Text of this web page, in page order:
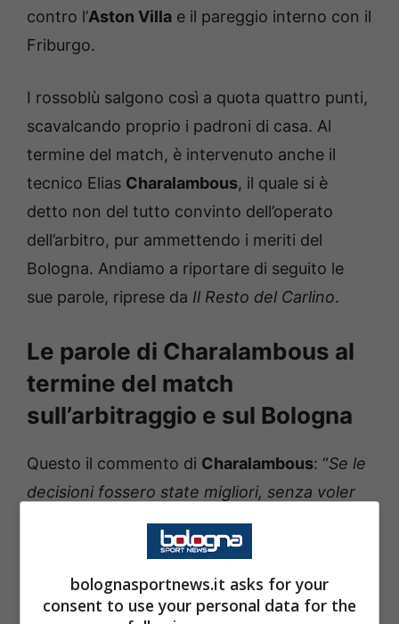
contro l’Aston Villa e il pareggio interno con il
Friburgo.
I rossoblù salgono così a quota quattro punti,
scavalcando proprio i padroni di casa. Al
termine del match, è intervenuto anche il
tecnico Elias Charalambous, il quale si è
detto non del tutto convinto dell’operato
dell’arbitro, pur ammettendo i meriti del
Bologna. Andiamo a riportare di seguito le
sue parole, riprese da Il Resto del Carlino.
Le parole di Charalambous al
termine del match
sull’arbitraggio e sul Bologna
Questo il commento di Charalambous: “Se le
decisioni fossero state migliori, senza voler
dire che la vittoria del Bologna non è stata
giusta, credo che molte decisioni dell’arbitro
che erano 50-50 siano state fischiate a
favore dell’avversario e non sono sicuro
bolognasportnews.it asks for your
consent to use your personal data for the